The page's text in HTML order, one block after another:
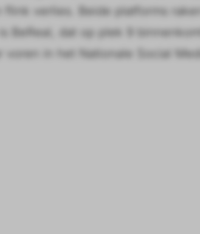
verlies. Beide platforms
dat op plek 9
in het Nationale Social